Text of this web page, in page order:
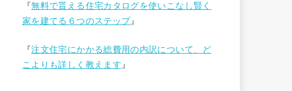
『無料で貰える住宅カタログを使いこなし賢く
家を建てる６つのステップ』
『注文住宅にかかる総費用の内訳について、ど
こよりも詳しく教えます 』